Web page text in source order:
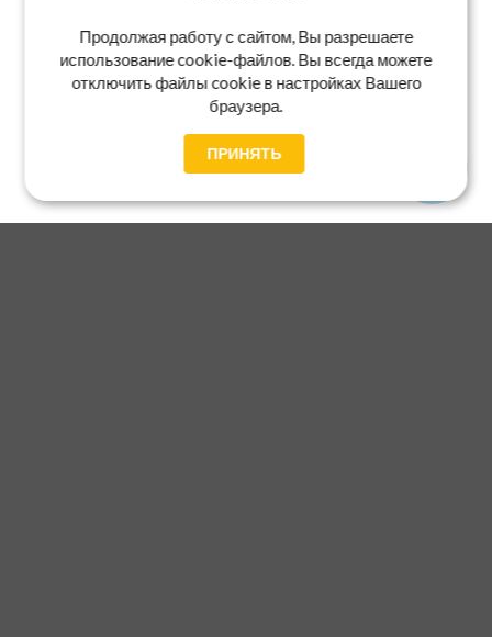
Продолжая работу с сайтом, Вы разрешаете
использование cookie-файлов. Вы всегда можете
отключить файлы cookie в настройках Вашего
браузера.
ПРИНЯТЬ